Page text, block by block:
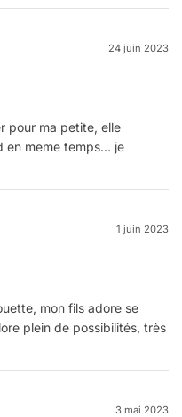
24 juin 2023
pour ma petite, elle
en meme temps… je
1 juin 2023
mon fils adore se
plein de possibilités, très
3 mai 2023